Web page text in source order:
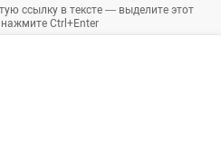
ссылку в тексте — выделите этот
Ctrl+Enter